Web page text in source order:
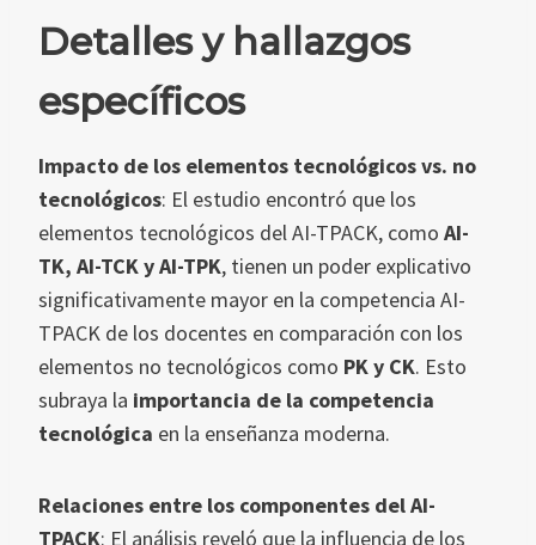
Detalles y hallazgos
específicos
Impacto de los elementos tecnológicos vs. no
tecnológicos: El estudio encontró que los
elementos tecnológicos del AI-TPACK, como AI-
TK, AI-TCK y AI-TPK, tienen un poder explicativo
significativamente mayor en la competencia AI-
TPACK de los docentes en comparación con los
elementos no tecnológicos como PK y CK. Esto
subraya la importancia de la competencia
tecnológica en la enseñanza moderna.
Relaciones entre los componentes del AI-
TPACK: El análisis reveló que la influencia de los